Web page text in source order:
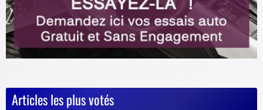
Articles les plus votés